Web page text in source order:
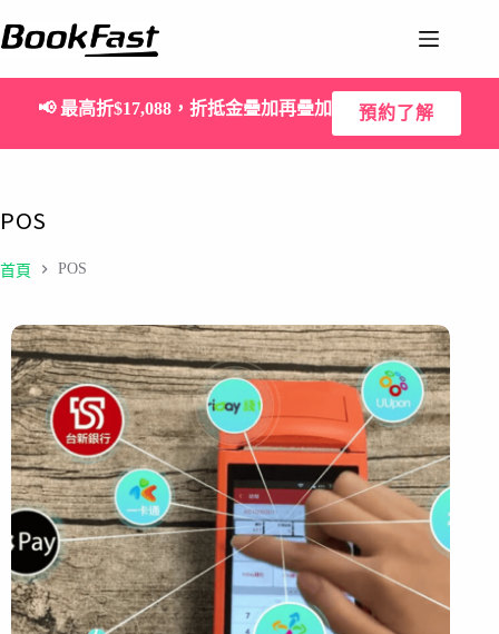
📢 最高折$17,088，折抵金疊加再疊加 預約了解
POS
首頁 POS